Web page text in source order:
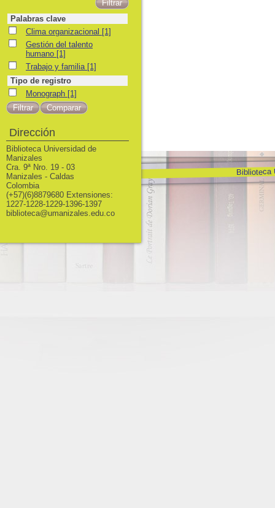
Biblioteca
Palabras clave
Clima organizacional
Clima organizacional [1]
Gestión del talento humano
Gestión del talento
humano [1]
Trabajo y familia
Trabajo y familia [1]
Tipo de registro
Monograph
Monograph [1]
Dirección
Biblioteca Universidad de
Manizales
Cra. 9ª Nro. 19 - 03
Manizales - Caldas
Colombia
(+57)(6)8879680 Extensiones:
1227-1228-1229-1396-1397
biblioteca@umanizales.edu.co